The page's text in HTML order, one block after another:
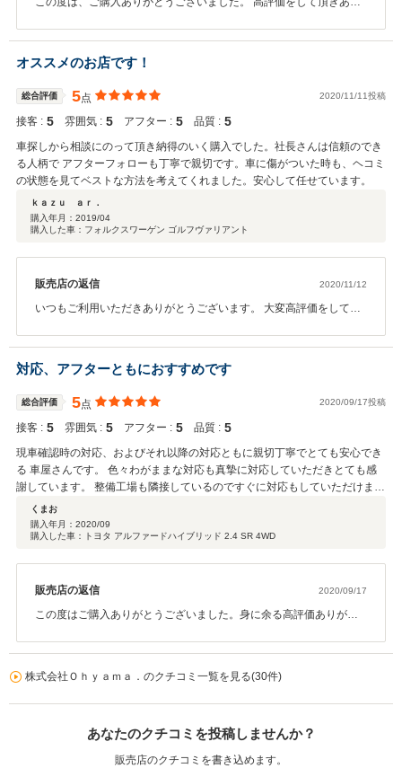
オススメのお店です！
総合評価 5点 2020/11/11投稿
接客 : 5 雰囲気 : 5 アフター : 5 品質 : 5
車探しから相談にのって頂き納得のいく購入でした。社長さんは信頼のでき
る人柄で アフターフォローも丁寧で親切です。車に傷がついた時も、ヘコミ
の状態を見てベストな方法を考えてくれました。安心して任せています。
ｋａｚｕ ａｒ．
購入年月： 2019/04
購入した車：フォルクスワーゲン ゴルフヴァリアント
販売店の返信 2020/11/12
いつもご利用いただきありがとうございます。 大変高評価をして頂
対応、アフターともにおすすめです
総合評価 5点 2020/09/17投稿
接客 : 5 雰囲気 : 5 アフター : 5 品質 : 5
現車確認時の対応、およびそれ以降の対応ともに親切丁寧でとても安心でき
る 車屋さんです。 色々わがままな対応も真摯に対応していただきとても感
謝しています。 整備工場も隣接しているのですぐに対応もしていただけま
す。 納車時も美装も完ぺきで、オプション等の取り付けも迅速丁寧でとても
よかったです。 今後も車検、修理、パーツ追加等あれば必ず相談したいと思
えるお店なので 皆さんも是非一度来店することをお勧めします。 今後とも
くまお
購入年月： 2020/09
購入した車：トヨタ アルファードハイブリッド 2.4 SR 4WD
販売店の返信 2020/09/17
この度はご購入ありがとうございました。身に余る高評価ありがと
株式会社Ｏｈｙａｍａ．のクチコミ一覧を見る(30件)
あなたのクチコミを投稿しませんか？
販売店のクチコミを書き込めます。